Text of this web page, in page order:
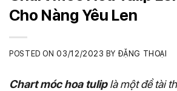
Cho Nàng Yêu Len
POSTED ON 03/12/2023 BY ĐẶNG THOẠI
Chart móc hoa tuliplà một đề tài